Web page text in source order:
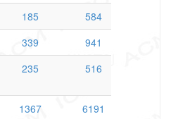
185
584
339
941
235 516
1367 6191